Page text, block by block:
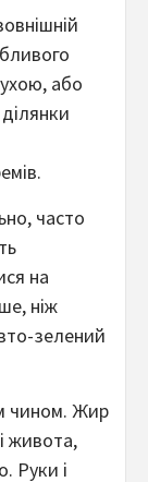
або
часто
на
ніж
зелений
чином. Жир
живота,
Руки і